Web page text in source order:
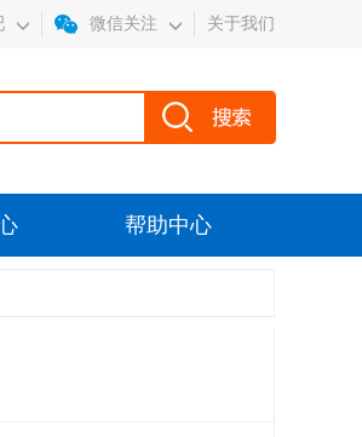
微信关注 关于我们
帮助中心